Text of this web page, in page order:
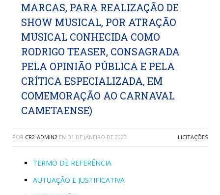
MARCAS, PARA REALIZAÇÃO DE
SHOW MUSICAL, POR ATRAÇÃO
MUSICAL CONHECIDA COMO
RODRIGO TEASER, CONSAGRADA
PELA OPINIÃO PÚBLICA E PELA
CRÍTICA ESPECIALIZADA, EM
COMEMORAÇÃO AO CARNAVAL
CAMETAENSE)
POR CR2-ADMIN2 EM 31 DE JANEIRO DE 2023 LICITAÇÕES
TERMO DE REFERÊNCIA
AUTUAÇÃO E JUSTIFICATIVA